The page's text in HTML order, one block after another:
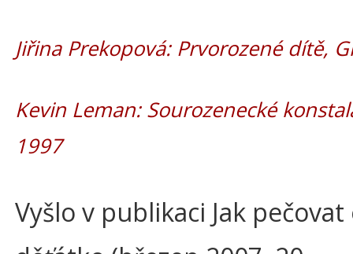
Jiřina Prekopová: Prvorozené dítě,
Kevin Leman: Sourozenecké
1997
Vyšlo v publikaci Jak pečovat